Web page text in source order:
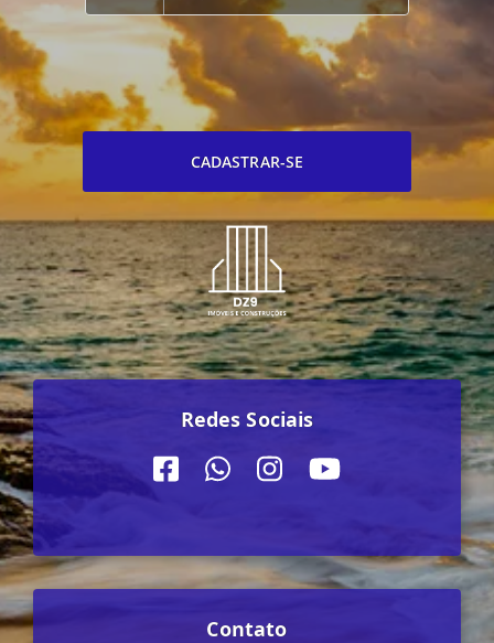
CADASTRAR-SE
Redes Sociais
Contato